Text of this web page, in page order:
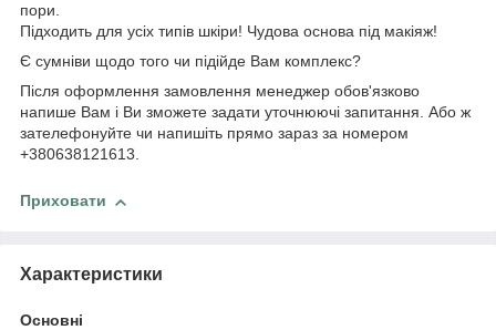
пори.
Підходить для усіх типів шкіри! Чудова основа під макіяж!
Є сумніви щодо того чи підійде Вам комплекс?
Після оформлення замовлення менеджер обов'язково
напише Вам і Ви зможете задати уточнюючі запитання. Або ж
зателефонуйте чи напишіть прямо зараз за номером
+380638121613.
Приховати
Характеристики
Основні